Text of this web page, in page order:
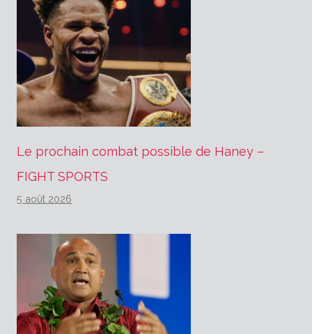
Le prochain combat possible de Haney –
FIGHT SPORTS
5 août 2026